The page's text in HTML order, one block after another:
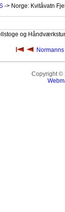
-> Norge: Kvitåvatn
og
Copyright ©